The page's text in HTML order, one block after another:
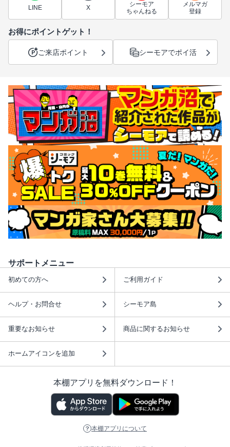
LINE X
シーモア
ちゃんねる
メルマガ
登録
お得にポイントゲット！
ご来店ポイント シーモアでポイ活
サポートメニュー
初めての方へ ご利用ガイド
ヘルプ・お問合せ シーモア島
重要なお知らせ 商品に関するお知らせ
ホームアイコンを追加
本棚アプリを無料ダウンロード！
本棚アプリについて